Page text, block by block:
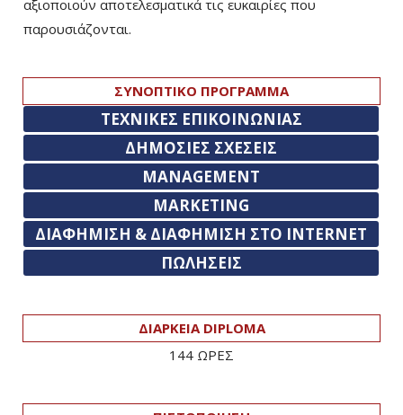
αξιοποιούν αποτελεσματικά τις ευκαιρίες που
παρουσιάζονται.
ΣΥΝΟΠΤΙΚΟ ΠΡΟΓΡΑΜΜΑ
ΤΕΧΝΙΚΕΣ ΕΠΙΚΟΙΝΩΝΙΑΣ
ΔΗΜΟΣΙΕΣ ΣΧΕΣΕΙΣ
MANAGEMENT
MARKETING
ΔΙΑΦΗΜΙΣΗ & ΔΙΑΦΗΜΙΣΗ ΣΤΟ INTERNET
ΠΩΛΗΣΕΙΣ
ΔΙΑΡΚΕΙΑ DIPLOMA
144 ΩΡΕΣ